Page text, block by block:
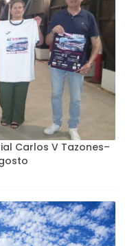
Carlos V Tazones–